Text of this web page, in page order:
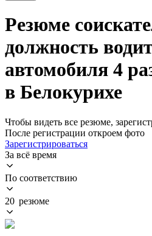
Резюме
должность
автомобиля 4
в Белокурихе
Чтобы видеть все резюме,
После регистрации откроем фото
Зарегистрироваться
За всё время
По соответствию
20 резюме